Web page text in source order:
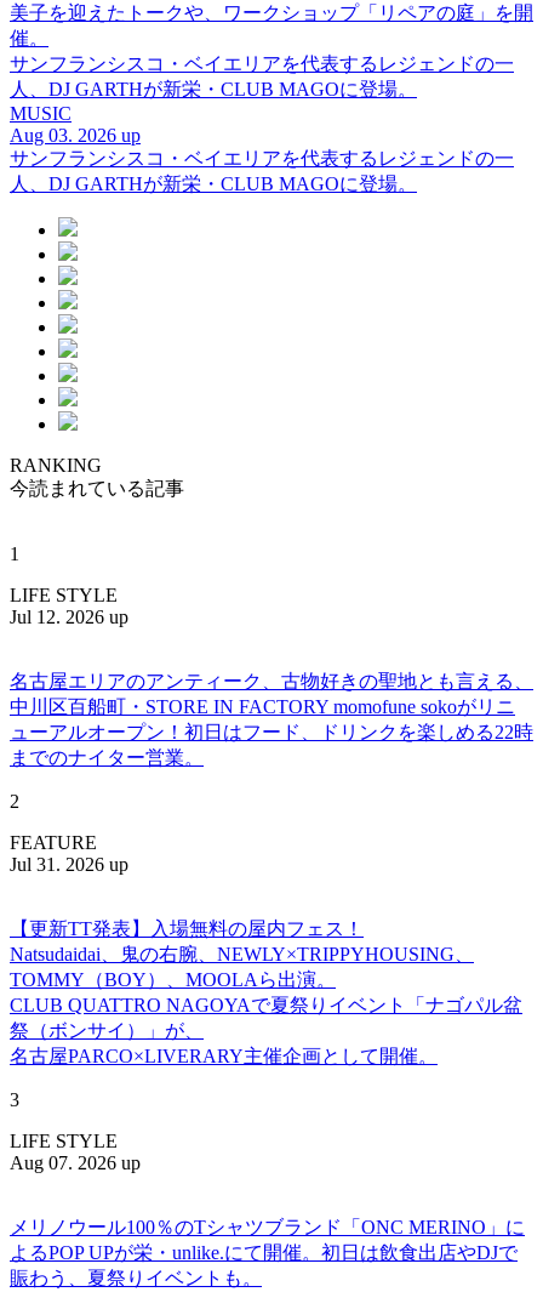
美子を迎えたトークや、ワークショップ「リペアの庭」を開
催。
サンフランシスコ・ベイエリアを代表するレジェンドの一
人、DJ GARTHが新栄・CLUB MAGOに登場。
MUSIC
Aug 03. 2026 up
サンフランシスコ・ベイエリアを代表するレジェンドの一
人、DJ GARTHが新栄・CLUB MAGOに登場。
RANKING
今読まれている記事
1
LIFE STYLE
Jul 12. 2026 up
名古屋エリアのアンティーク、古物好きの聖地とも言える、
中川区百船町・STORE IN FACTORY momofune sokoがリニ
ューアルオープン！初日はフード、ドリンクを楽しめる22時
までのナイター営業。
2
FEATURE
Jul 31. 2026 up
【更新TT発表】入場無料の屋内フェス！
Natsudaidai、鬼の右腕、NEWLY×TRIPPYHOUSING、
TOMMY（BOY）、MOOLAら出演。
CLUB QUATTRO NAGOYAで夏祭りイベント「ナゴパル盆
祭（ボンサイ）」が、
名古屋PARCO×LIVERARY主催企画として開催。
3
LIFE STYLE
Aug 07. 2026 up
メリノウール100％のTシャツブランド「ONC MERINO」に
よるPOP UPが栄・unlike.にて開催。初日は飲食出店やDJで
賑わう、夏祭りイベントも。